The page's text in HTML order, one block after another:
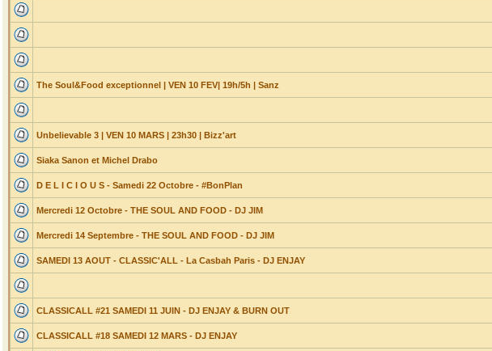
The Soul&Food exceptionnel | VEN 10 FEV| 19h/5h | Sanz
Unbelievable 3 | VEN 10 MARS | 23h30 | Bizz'art
Siaka Sanon et Michel Drabo
D E L I C I O U S - Samedi 22 Octobre - #BonPlan
Mercredi 12 Octobre - THE SOUL AND FOOD - DJ JIM
Mercredi 14 Septembre - THE SOUL AND FOOD - DJ JIM
SAMEDI 13 AOUT - CLASSIC'ALL - La Casbah Paris - DJ ENJAY
CLASSICALL #21 SAMEDI 11 JUIN - DJ ENJAY & BURN OUT
CLASSICALL #18 SAMEDI 12 MARS - DJ ENJAY